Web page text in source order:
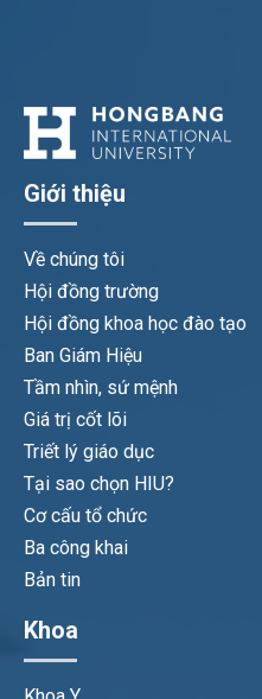
Giới thiệu
Về chúng tôi
Hội đồng trường
Hội đồng khoa học đào tạo
Ban Giám Hiệu
Tầm nhìn, sứ mệnh
Giá trị cốt lõi
Triết lý giáo dục
Tại sao chọn HIU?
Cơ cấu tổ chức
Ba công khai
Bản tin
Khoa